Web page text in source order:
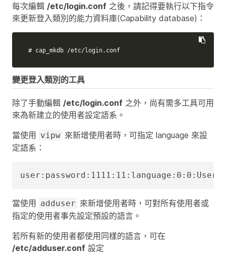
每次編輯 /etc/login.conf 之後，請記得要執行以下指令
來更新登入類別的能力資料庫(Capability database)：
# cap_mkdb /etc/login.conf
變更登入類別的工具
除了手動編輯 /etc/login.conf 之外，尚有需多工具可用
來為新建立的使用者設定語系。
當使用 vipw 來新增使用者時，可指定language 來設
定語系：
user:password:1111:11:language:0:0:User
當使用 adduser 來新增使用者時，可對所有使用者或
指定的使用者事先設定預設的語言。
若所有新的使用者都使用同樣的語言，可在
/etc/adduser.conf 設定